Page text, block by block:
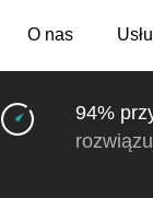
O nas
94%